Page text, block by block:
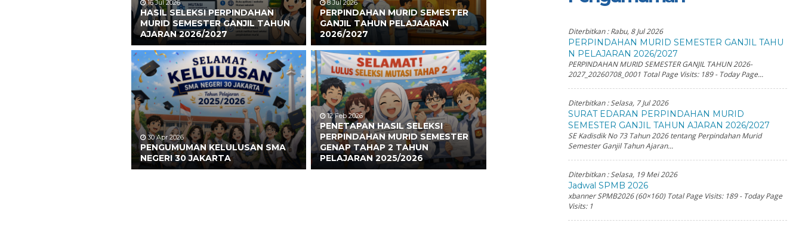
16 Jul 2026
HASIL SELEKSI PERPINDAHAN
MURID SEMESTER GANJIL TAHUN
AJARAN 2026/2027
8 Jul 2026
PERPINDAHAN MURID SEMESTER
GANJIL TAHUN PELAJAARAN
2026/2027
30 Apr 2026
PENGUMUMAN KELULUSAN SMA
NEGERI 30 JAKARTA
12 Feb 2026
PENETAPAN HASIL SELEKSI
PERPINDAHAN MURID SEMESTER
GENAP TAHAP 2 TAHUN
PELAJARAN 2025/2026
Diterbitkan :Rabu, 8 Jul 2026
PERPINDAHAN MURID SEMESTER GANJIL TAHU
N PELAJARAN 2026/2027
PERPINDAHAN MURID SEMESTER GANJIL TAHUN 2026-
2027_20260708_0001 Total Page Visits: 189 - Today Page...
Diterbitkan :Selasa, 7 Jul 2026
SURAT EDARAN PERPINDAHAN MURID
SEMESTER GANJIL TAHUN AJARAN 2026/2027
SE Kadisdik No 73 Tahun 2026 tentang Perpindahan Murid
Semester Ganjil Tahun Ajaran...
Diterbitkan :Selasa, 19 Mei 2026
Jadwal SPMB 2026
xbanner SPMB2026 (60×160) Total Page Visits: 189 - Today Page
Visits: 1